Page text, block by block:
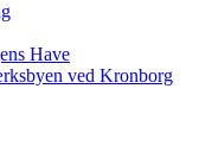
Have
ved Kronborg